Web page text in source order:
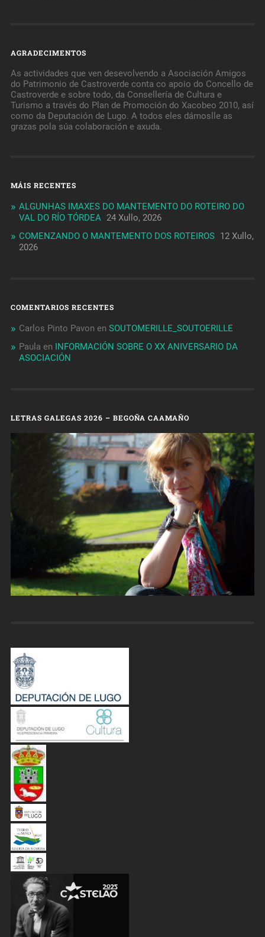
AGRADECIMENTOS
As actividades que ven desevolvendo a Asociación Amigos
do Patrimonio de Castroverde conta co apoio do Concello de
Castroverde e sobre todo, da Consellería de Cultura e
Turismo a través do Plan de Promoción do Xacobeo 2010, así
como da Deputación de Lugo. A todos eles dámoslle as
grazas pola súa colaboración e axuda.
MÁIS RECENTES
ALGUNHAS IMAXES DO MANTEMENTO DO ROTEIRO DO
VAL DO RÍO TÓRDEA 24 Xullo, 2026
COMENZANDO O MANTEMENTO DOS ROTEIROS 12 Xullo,
2026
COMENTARIOS RECENTES
Carlos Pinto Pavon en SOUTOMERILLE_SOUTOERILLE
Paula en INFORMACIÓN SOBRE O XX ANIVERSARIO DA
ASOCIACIÓN
LETRAS GALEGAS 2026 – BEGOÑA CAAMAÑO